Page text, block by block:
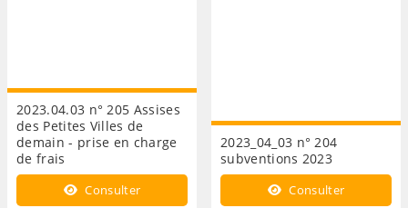
2023.04.03 n° 205 Assises
des Petites Villes de
demain - prise en charge
de frais
Consulter
2023_04_03 n° 204
subventions 2023
Consulter